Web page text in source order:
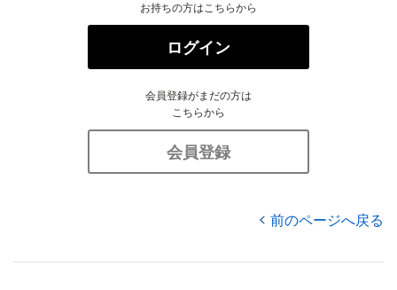
お持ちの方はこちらから
ログイン
会員登録がまだの方は
こちらから
会員登録
前のページへ戻る